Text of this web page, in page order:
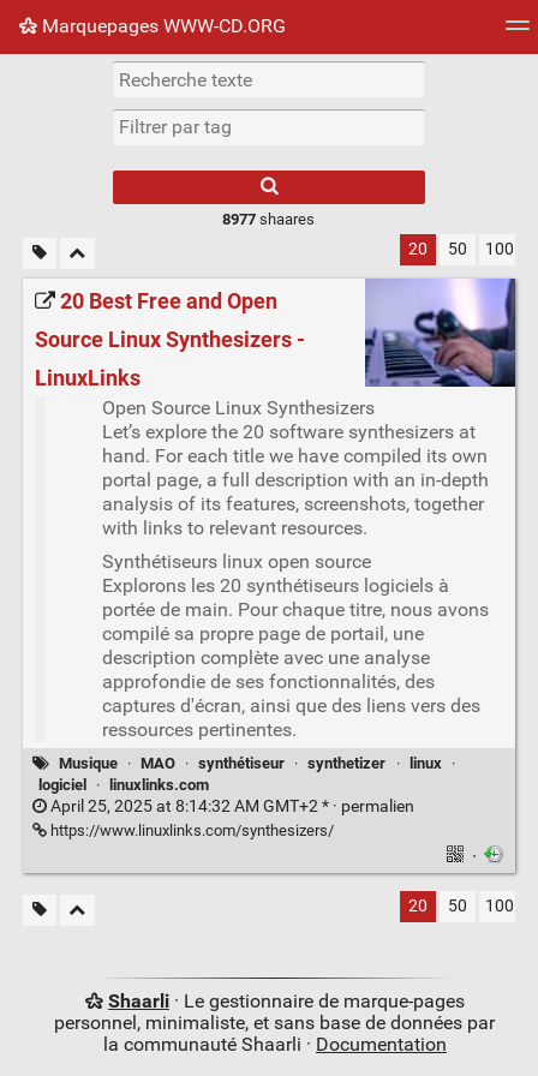
Marquepages WWW-CD.ORG
Nuage de tags Mur d'images
8977 shaares
20 50 100
20 Best Free and Open
Source Linux Synthesizers -
LinuxLinks
Open Source Linux Synthesizers
Let’s explore the 20 software synthesizers at
hand. For each title we have compiled its own
portal page, a full description with an in-depth
analysis of its features, screenshots, together
with links to relevant resources.
Synthétiseurs linux open source
Explorons les 20 synthétiseurs logiciels à
portée de main. Pour chaque titre, nous avons
compilé sa propre page de portail, une
description complète avec une analyse
approfondie de ses fonctionnalités, des
captures d'écran, ainsi que des liens vers des
ressources pertinentes.
Musique · MAO · synthétiseur · synthetizer · linux
·
logiciel
· linuxlinks.com
April 25, 2025 at 8:14:32 AM GMT+2 * · permalien
https://www.linuxlinks.com/synthesizers/
·
20 50 100
Shaarli· Le gestionnaire de marque-pages
personnel, minimaliste, et sans base de données par
la communauté Shaarli · Documentation